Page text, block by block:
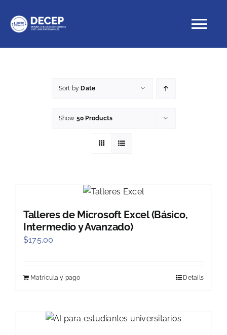
content
Sort by Date
Show 50 Products
Talleres de Microsoft Excel (Básico,
Intermedio y Avanzado)
$175.00
Matrícula y pago Details